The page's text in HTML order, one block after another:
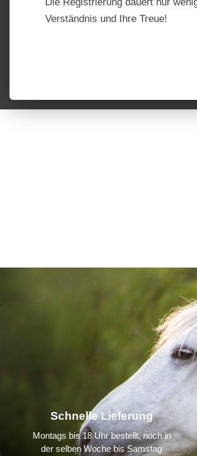
Schnelle Lieferung
Montags bis 18 Uhr bestellt, noch in
der selben Woche bis Samstag
Die Registrierung dauert nur
Verständnis und Ihre Treue!